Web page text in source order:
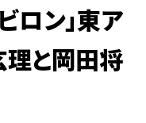
ロン」東ア
理と岡田将